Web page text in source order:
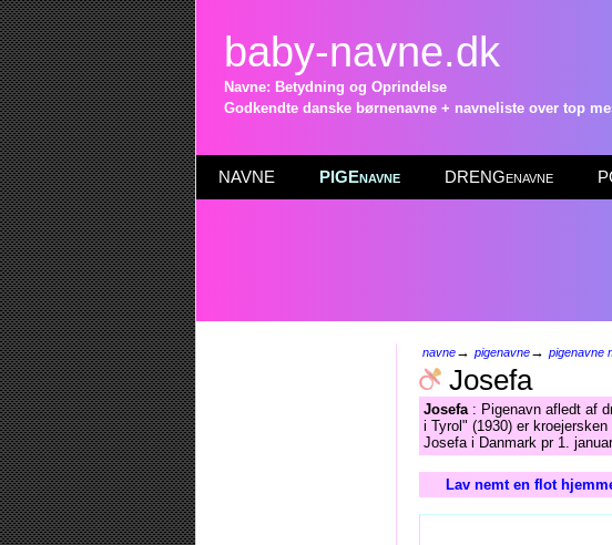
baby-navne.dk
Navne: Betydning og Oprindelse
Godkendte danske børnenavne + navneliste over top
NAVNE PIGEnavne DRENGenavne
navne→ pigenavne→ pigenavne
Josefa
Josefa: Pigenavn afledt af
i Tyrol" (1930) er
Josefa i Danmark pr 1.
Lav nemt en flot